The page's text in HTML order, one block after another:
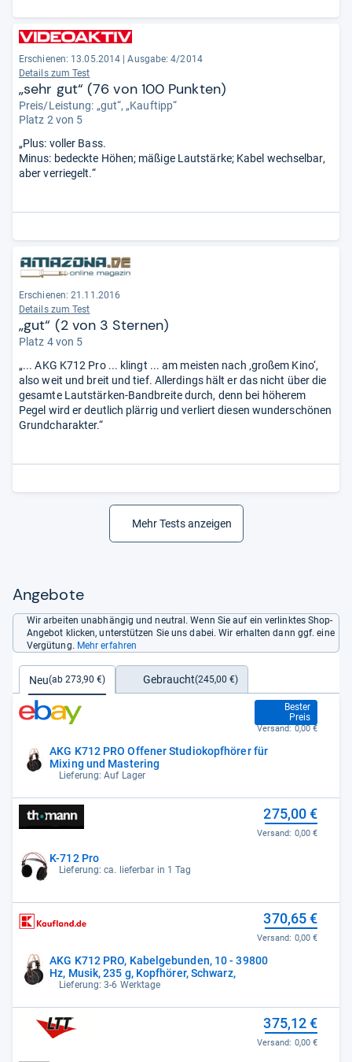
Spulentechnologie und der Neodym-Magneten.
prägnante Ästhetik und der hohe Tragekomfort gewürdigt. Die
Muscheln umschließen die Ohren, blenden aber die Außenwelt
nicht vollständig aus. Der Lieferumfang, in dem unter anderem
zwei Kabelausführungen enthalten sind, wird ebenfalls positiv
erwähnt. Kritik zum Produkt ist dagegen außer der Anmerkung,
dass die Kopfhörer wohl als ein permanenter Begleiter zu
sperrig sind, nicht zu hören.
Erschienen: 13.05.2014
Ausgabe: 4/2014
Details zum Test
„sehr gut“ (76 von 100 Punkten)
Preis/Leistung: „gut“, „Kauftipp“
Platz 2 von 5
„Plus: voller Bass.
Minus: bedeckte Höhen; mäßige Lautstärke; Kabel wechselbar,
aber verriegelt.“
Erschienen: 21.11.2016
Details zum Test
„gut“ (2 von 3 Sternen)
Platz 4 von 5
„... AKG K712 Pro ... klingt ... am meisten nach ‚großem Kino‘,
also weit und breit und tief. Allerdings hält er das nicht über die
gesamte Lautstärken-Bandbreite durch, denn bei höherem
Pegel wird er deutlich plärrig und verliert diesen wunderschönen
Grundcharakter.“
Mehr Tests anzeigen
Angebote
Wir arbeiten unabhängig und neutral. Wenn Sie auf ein verlinktes Shop-
Angebot klicken, unterstützen Sie uns dabei. Wir erhalten dann ggf. eine
Vergütung. Mehr erfahren
Neu(ab 273,90 €) Gebraucht(245,00 €)
AKG K712 PRO Offener Studiokopfhörer für
Mixing und Mastering
Lieferung: Auf Lager
Bester
Preis
273,90 €
Versand: 0,00 €
K-712 Pro
Lieferung: ca. lieferbar in 1 Tag
275,00 €
Versand: 0,00 €
AKG K712 PRO, Kabelgebunden, 10 - 39800
Hz, Musik, 235 g, Kopfhörer, Schwarz,
Lieferung: 3-6 Werktage
370,65 €
Versand: 0,00 €
375,12 €
Versand: 0,00 €